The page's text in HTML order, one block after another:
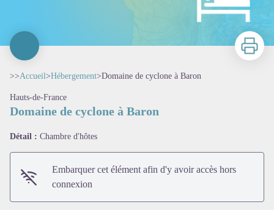
Imprimer
>>Accueil>Hébergement>Domaine de cyclone à Baron
Hauts-de-France
Domaine de cyclone à Baron
Détail : Chambre d'hôtes
Embarquer cet élément afin d'y avoir accès hors
connexion